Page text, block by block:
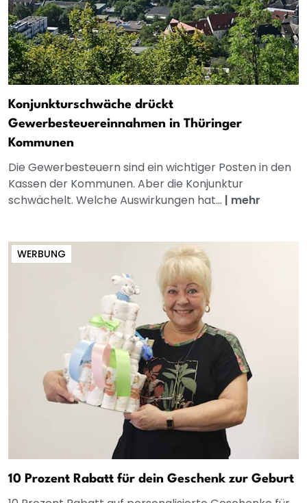
Konjunkturschwäche drückt
Gewerbesteuereinnahmen in Thüringer
Kommunen
Die Gewerbesteuern sind ein wichtiger Posten in den
Kassen der Kommunen. Aber die Konjunktur
schwächelt. Welche Auswirkungen hat... | mehr
WERBUNG
10 Prozent Rabatt für dein Geschenk zur Geburt